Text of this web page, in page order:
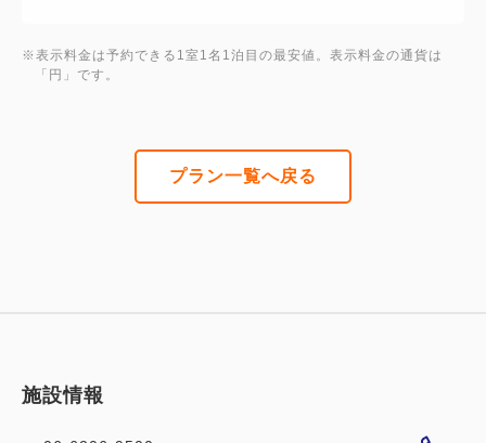
※表示料金は予約できる1室1名1泊目の最安値。表示料金の通貨は
「円」です。
プラン一覧へ戻る
施設情報